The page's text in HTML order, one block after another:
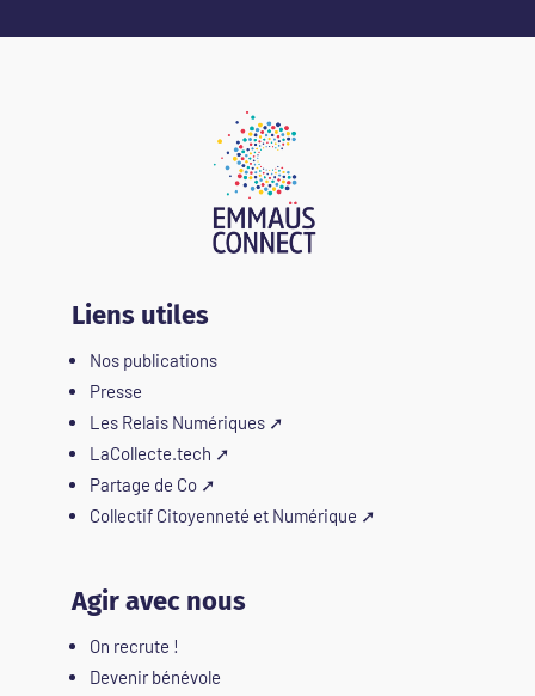
Liens utiles
Nos publications
Presse
Les Relais Numériques➚
LaCollecte.tech ➚
Partage de Co➚
Collectif Citoyenneté et Numérique ➚
Agir avec nous
On recrute !
Devenir bénévole